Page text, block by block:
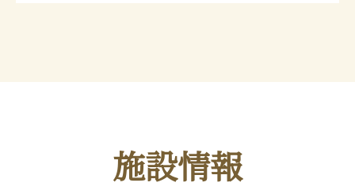
施設情報